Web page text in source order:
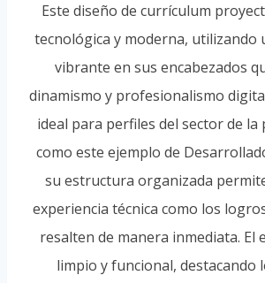
Este diseño de currículum
tecnológica y moderna, utilizando
vibrante en sus encabezados
dinamismo y profesionalismo
ideal para perfiles del sector de
como este ejemplo de
su estructura organizada
experiencia técnica como los
resalten de manera inmediata. El
limpio y funcional, destacando